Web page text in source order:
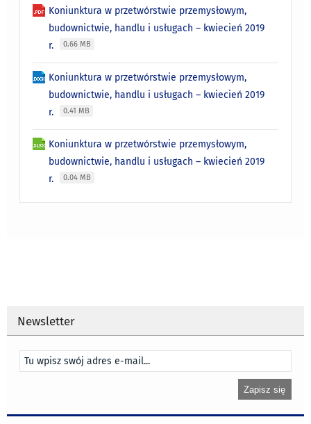
Koniunktura w przetwórstwie przemysłowym,
budownictwie, handlu i usługach – kwiecień 2019
r.
0.66 MB
Koniunktura w przetwórstwie przemysłowym,
budownictwie, handlu i usługach – kwiecień 2019
r.
0.41 MB
Koniunktura w przetwórstwie przemysłowym,
budownictwie, handlu i usługach – kwiecień 2019
r.
0.04 MB
Newsletter